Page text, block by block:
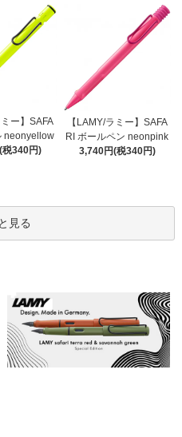
ミー】SAFA
neonyellow
税340円)
【LAMY/ラミー】SAFA
RI ボールペン neonpink
3,740円(税340円)
見る